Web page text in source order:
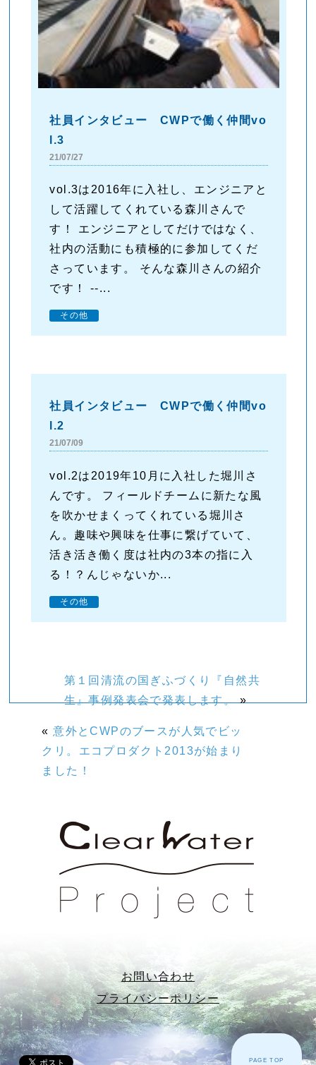
社員インタビュー CWPで働く仲間vo
l.3
21/07/27
vol.3は2016年に入社し、エンジニアと
して活躍してくれている森川さんで
す！ エンジニアとしてだけではなく、
社内の活動にも積極的に参加してくだ
さっています。 そんな森川さんの紹介
です！ --...
その他
社員インタビュー CWPで働く仲間vo
l.2
21/07/09
vol.2は2019年10月に入社した堀川さ
んです。 フィールドチームに新たな風
を吹かせまくってくれている堀川さ
ん。趣味や興味を仕事に繋げていて、
活き活き働く度は社内の3本の指に入
る！？んじゃないか...
その他
第１回清流の国ぎふづくり『自然共
生』事例発表会で発表します。»
«意外とCWPのブースが人気でビッ
クリ。エコプロダクト2013が始まり
ました！
PAGE TOP
お問い合わせ
プライバシーポリシー